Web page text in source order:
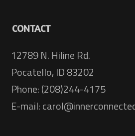
CONTACT
12789 N. Hiline Rd.
Pocatello, ID 83202
Phone: (208)244-4175
E-mail: